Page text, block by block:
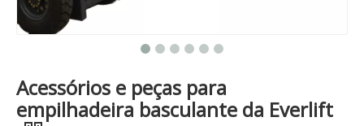
Acessórios e peças para
empilhadeira basculante da Everlift